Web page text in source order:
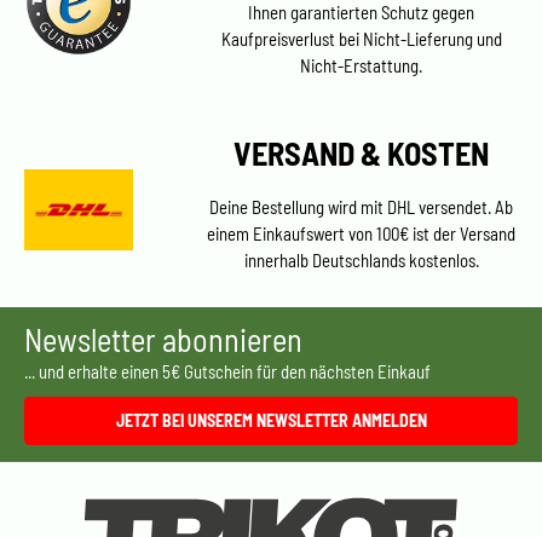
Ihnen garantierten Schutz gegen
Kaufpreisverlust bei Nicht-Lieferung und
Nicht-Erstattung.
VERSAND & KOSTEN
Deine Bestellung wird mit DHL versendet. Ab
einem Einkaufswert von 100€ ist der Versand
innerhalb Deutschlands kostenlos.
Newsletter abonnieren
... und erhalte einen 5€ Gutschein für den nächsten Einkauf
JETZT BEI UNSEREM NEWSLETTER ANMELDEN